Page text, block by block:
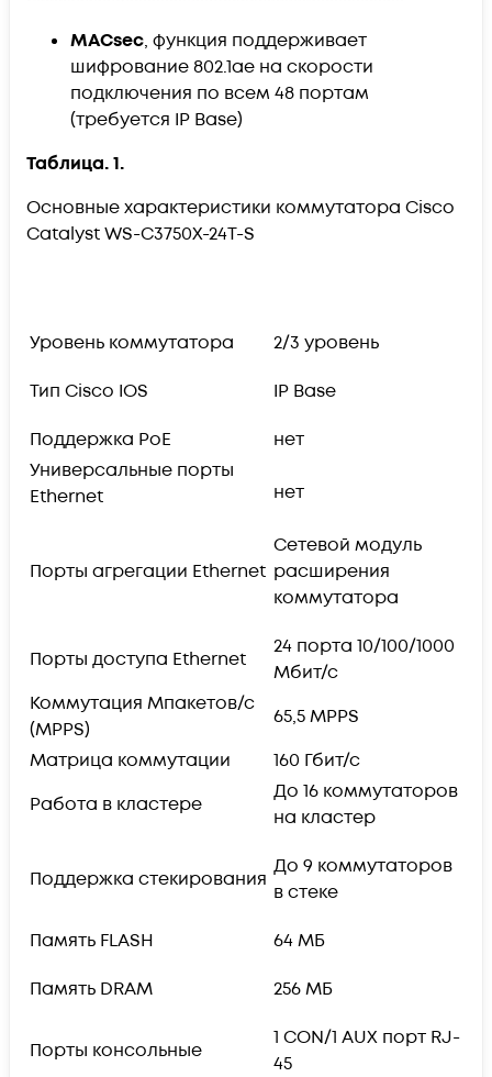
MACsec, функция поддерживает
шифрование 802.1ae на скорости
подключения по всем 48 портам
(требуется IP Base)
Таблица. 1.
Основные характеристики коммутатора Cisco
Catalyst WS-C3750X-24T-S
Уровень коммутатора
2/3 уровень
Тип Cisco IOS
IP Base
Поддержка PoE
нет
Универсальные порты
Ethernet
нет
Порты агрегации Ethernet
Сетевой модуль
расширения
коммутатора
Порты доступа Ethernet
24 порта 10/100/1000
Мбит/с
Коммутация Мпакетов/с
(MPPS)
65,5 MPPS
Матрица коммутации
160 Гбит/с
Работа в кластере
До 16 коммутаторов
на кластер
Поддержка стекирования
До 9 коммутаторов
в стеке
Память FLASH
64 МБ
Память DRAM
256 МБ
Порты консольные
1 CON/1 AUX порт RJ-
45